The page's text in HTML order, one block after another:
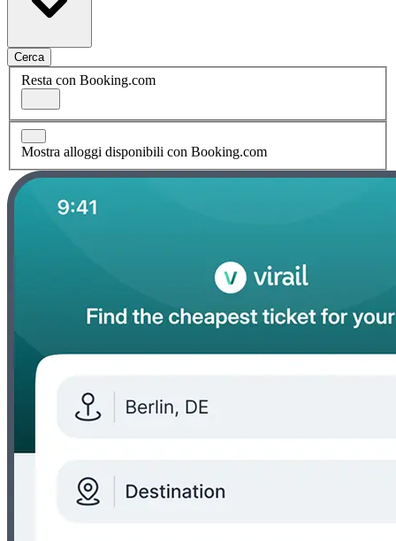
Cerca
Resta con Booking.com
Mostra alloggi disponibili con Booking.com